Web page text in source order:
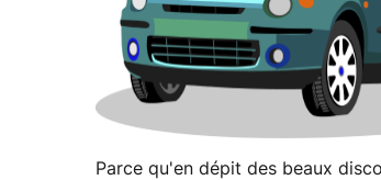
Parce qu'en dépit des beaux